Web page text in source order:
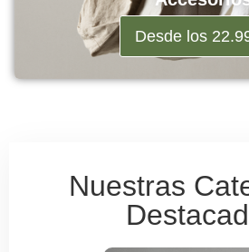
Desde los
Nuestras